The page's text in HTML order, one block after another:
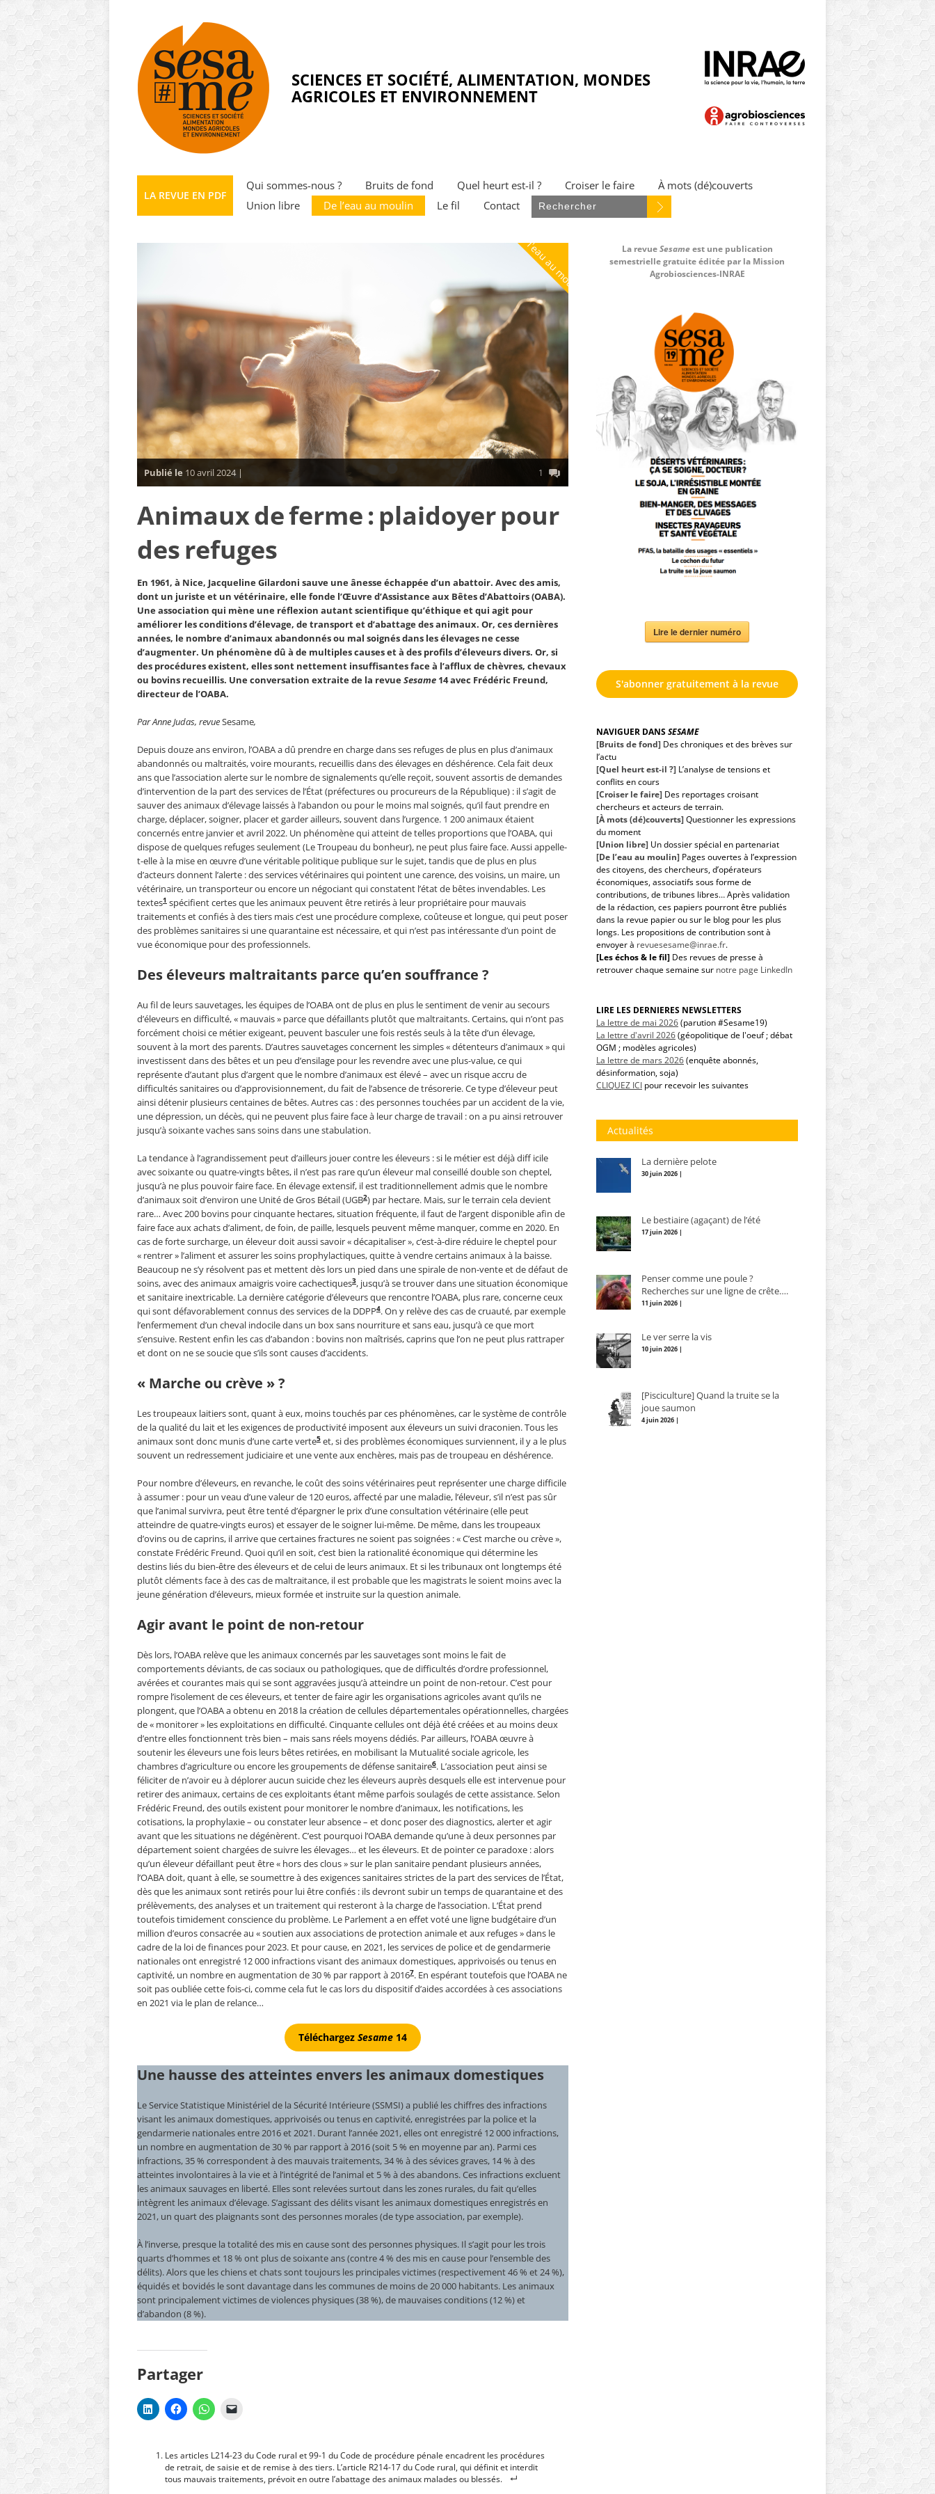
SCIENCES ET SOCIÉTÉ, ALIMENTATION, MONDES
AGRICOLES ET ENVIRONNEMENT
LA REVUE EN PDF
Qui sommes-nous ? Bruits de fond Quel heurt est-il ? Croiser le faire
À mots (dé)couverts
Union libre
De l’eau au moulin Le fil Contact
De l'eau au moulin
Publié le 10 avril 2024 | 1
Animaux de ferme : plaidoyer pour
des refuges
En 1961, à Nice, Jacqueline Gilardoni sauve une ânesse échappée d’un abattoir. Avec des amis,
dont un juriste et un vétérinaire, elle fonde l’Œuvre d’Assistance aux Bêtes d’Abattoirs (OABA).
Une association qui mène une réflexion autant scientifique qu’éthique et qui agit pour
améliorer les conditions d’élevage, de transport et d’abattage des animaux. Or, ces dernières
années, le nombre d’animaux abandonnés ou mal soignés dans les élevages ne cesse
d’augmenter. Un phénomène dû à de multiples causes et à des profils d’éleveurs divers. Or, si
des procédures existent, elles sont nettement insuffisantes face à l’afflux de chèvres, chevaux
ou bovins recueillis. Une conversation extraite de la revueSesame 14 avec Frédéric Freund,
directeur de l’OABA.
Par Anne Judas, revueSesame,
Depuis douze ans environ, l’OABA a dû prendre en charge dans ses refuges de plus en plus d’animaux
abandonnés ou maltraités, voire mourants, recueillis dans des élevages en déshérence. Cela fait deux
ans que l’association alerte sur le nombre de signalements qu’elle reçoit, souvent assortis de demandes
d’intervention de la part des services de l’État (préfectures ou procureurs de la République) : il s’agit de
sauver des animaux d’élevage laissés à l’abandon ou pour le moins mal soignés, qu’il faut prendre en
charge, déplacer, soigner, placer et garder ailleurs, souvent dans l’urgence. 1 200 animaux étaient
concernés entre janvier et avril 2022. Un phénomène qui atteint de telles proportions que l’OABA, qui
dispose de quelques refuges seulement (Le Troupeau du bonheur), ne peut plus faire face. Aussi appelle-
t-elle à la mise en œuvre d’une véritable politique publique sur le sujet, tandis que de plus en plus
d’acteurs donnent l’alerte : des services vétérinaires qui pointent une carence, des voisins, un maire, un
vétérinaire, un transporteur ou encore un négociant qui constatent l’état de bêtes invendables. Les
textes1 spécifient certes que les animaux peuvent être retirés à leur propriétaire pour mauvais
traitements et confiés à des tiers mais c’est une procédure complexe, coûteuse et longue, qui peut poser
des problèmes sanitaires si une quarantaine est nécessaire, et qui n’est pas intéressante d’un point de
vue économique pour des professionnels.
Des éleveurs maltraitants parce qu’en souffrance ?
Au fil de leurs sauvetages, les équipes de l’OABA ont de plus en plus le sentiment de venir au secours
d’éleveurs en difficulté, « mauvais » parce que défaillants plutôt que maltraitants. Certains, qui n’ont pas
forcément choisi ce métier exigeant, peuvent basculer une fois restés seuls à la tête d’un élevage,
souvent à la mort des parents. D’autres sauvetages concernent les simples « détenteurs d’animaux » qui
investissent dans des bêtes et un peu d’ensilage pour les revendre avec une plus-value, ce qui
représente d’autant plus d’argent que le nombre d’animaux est élevé – avec un risque accru de
difficultés sanitaires ou d’approvisionnement, du fait de l’absence de trésorerie. Ce type d’éleveur peut
ainsi détenir plusieurs centaines de bêtes. Autres cas : des personnes touchées par un accident de la vie,
une dépression, un décès, qui ne peuvent plus faire face à leur charge de travail : on a pu ainsi retrouver
jusqu’à soixante vaches sans soins dans une stabulation.
La tendance à l’agrandissement peut d’ailleurs jouer contre les éleveurs : si le métier est déjà diff icile
avec soixante ou quatre-vingts bêtes, il n’est pas rare qu’un éleveur mal conseillé double son cheptel,
jusqu’à ne plus pouvoir faire face. En élevage extensif, il est traditionnellement admis que le nombre
d’animaux soit d’environ une Unité de Gros Bétail (UGB2) par hectare. Mais, sur le terrain cela devient
rare… Avec 200 bovins pour cinquante hectares, situation fréquente, il faut de l’argent disponible afin de
faire face aux achats d’aliment, de foin, de paille, lesquels peuvent même manquer, comme en 2020. En
cas de forte surcharge, un éleveur doit aussi savoir « décapitaliser », c’est-à-dire réduire le cheptel pour
« rentrer » l’aliment et assurer les soins prophylactiques, quitte à vendre certains animaux à la baisse.
Beaucoup ne s’y résolvent pas et mettent dès lors un pied dans une spirale de non-vente et de défaut de
soins, avec des animaux amaigris voire cachectiques3, jusqu’à se trouver dans une situation économique
et sanitaire inextricable. La dernière catégorie d’éleveurs que rencontre l’OABA, plus rare, concerne ceux
qui sont défavorablement connus des services de la DDPP4. On y relève des cas de cruauté, par exemple
l’enfermement d’un cheval indocile dans un box sans nourriture et sans eau, jusqu’à ce que mort
s’ensuive. Restent enfin les cas d’abandon : bovins non maîtrisés, caprins que l’on ne peut plus rattraper
et dont on ne se soucie que s’ils sont causes d’accidents.
« Marche ou crève » ?
Les troupeaux laitiers sont, quant à eux, moins touchés par ces phénomènes, car le système de contrôle
de la qualité du lait et les exigences de productivité imposent aux éleveurs un suivi draconien. Tous les
animaux sont donc munis d’une carte verte5 et, si des problèmes économiques surviennent, il y a le plus
souvent un redressement judiciaire et une vente aux enchères, mais pas de troupeau en déshérence.
Pour nombre d’éleveurs, en revanche, le coût des soins vétérinaires peut représenter une charge difficile
à assumer : pour un veau d’une valeur de 120 euros, affecté par une maladie, l’éleveur, s’il n’est pas sûr
que l’animal survivra, peut être tenté d’épargner le prix d’une consultation vétérinaire (elle peut
atteindre de quatre-vingts euros) et essayer de le soigner lui-même. De même, dans les troupeaux
d’ovins ou de caprins, il arrive que certaines fractures ne soient pas soignées : « C’est marche ou crève »,
constate Frédéric Freund. Quoi qu’il en soit, c’est bien la rationalité économique qui détermine les
destins liés du bien-être des éleveurs et de celui de leurs animaux. Et si les tribunaux ont longtemps été
plutôt cléments face à des cas de maltraitance, il est probable que les magistrats le soient moins avec la
jeune génération d’éleveurs, mieux formée et instruite sur la question animale.
Agir avant le point de non-retour
Dès lors, l’OABA relève que les animaux concernés par les sauvetages sont moins le fait de
comportements déviants, de cas sociaux ou pathologiques, que de difficultés d’ordre professionnel,
avérées et courantes mais qui se sont aggravées jusqu’à atteindre un point de non-retour. C’est pour
rompre l’isolement de ces éleveurs, et tenter de faire agir les organisations agricoles avant qu’ils ne
plongent, que l’OABA a obtenu en 2018 la création de cellules départementales opérationnelles, chargées
de « monitorer » les exploitations en difficulté. Cinquante cellules ont déjà été créées et au moins deux
d’entre elles fonctionnent très bien – mais sans réels moyens dédiés. Par ailleurs, l’OABA œuvre à
soutenir les éleveurs une fois leurs bêtes retirées, en mobilisant la Mutualité sociale agricole, les
chambres d’agriculture ou encore les groupements de défense sanitaire6. L’association peut ainsi se
féliciter de n’avoir eu à déplorer aucun suicide chez les éleveurs auprès desquels elle est intervenue pour
retirer des animaux, certains de ces exploitants étant même parfois soulagés de cette assistance. Selon
Frédéric Freund, des outils existent pour monitorer le nombre d’animaux, les notifications, les
cotisations, la prophylaxie – ou constater leur absence – et donc poser des diagnostics, alerter et agir
avant que les situations ne dégénèrent. C’est pourquoi l’OABA demande qu’une à deux personnes par
département soient chargées de suivre les élevages… et les éleveurs. Et de pointer ce paradoxe : alors
qu’un éleveur défaillant peut être « hors des clous » sur le plan sanitaire pendant plusieurs années,
l’OABA doit, quant à elle, se soumettre à des exigences sanitaires strictes de la part des services de l’État,
dès que les animaux sont retirés pour lui être confiés : ils devront subir un temps de quarantaine et des
prélèvements, des analyses et un traitement qui resteront à la charge de l’association. L’État prend
toutefois timidement conscience du problème. Le Parlement a en effet voté une ligne budgétaire d’un
million d’euros consacrée au « soutien aux associations de protection animale et aux refuges » dans le
cadre de la loi de finances pour 2023. Et pour cause, en 2021, les services de police et de gendarmerie
nationales ont enregistré 12 000 infractions visant des animaux domestiques, apprivoisés ou tenus en
captivité, un nombre en augmentation de 30 % par rapport à 20167. En espérant toutefois que l’OABA ne
soit pas oubliée cette fois-ci, comme cela fut le cas lors du dispositif d’aides accordées à ces associations
en 2021 via le plan de relance…
TéléchargezSesame 14
Une hausse des atteintes envers les animaux domestiques
Le Service Statistique Ministériel de la Sécurité Intérieure (SSMSI) a publié les chiffres des infractions
visant les animaux domestiques, apprivoisés ou tenus en captivité, enregistrées par la police et la
gendarmerie nationales entre 2016 et 2021. Durant l’année 2021, elles ont enregistré 12 000 infractions,
un nombre en augmentation de 30 % par rapport à 2016 (soit 5 % en moyenne par an). Parmi ces
infractions, 35 % correspondent à des mauvais traitements, 34 % à des sévices graves, 14 % à des
atteintes involontaires à la vie et à l’intégrité de l’animal et 5 % à des abandons. Ces infractions excluent
les animaux sauvages en liberté. Elles sont relevées surtout dans les zones rurales, du fait qu’elles
intègrent les animaux d’élevage. S’agissant des délits visant les animaux domestiques enregistrés en
2021, un quart des plaignants sont des personnes morales (de type association, par exemple).
À l’inverse, presque la totalité des mis en cause sont des personnes physiques. Il s’agit pour les trois
quarts d’hommes et 18 % ont plus de soixante ans (contre 4 % des mis en cause pour l’ensemble des
délits). Alors que les chiens et chats sont toujours les principales victimes (respectivement 46 % et 24 %),
équidés et bovidés le sont davantage dans les communes de moins de 20 000 habitants. Les animaux
sont principalement victimes de violences physiques (38 %), de mauvaises conditions (12 %) et
d’abandon (8 %).
Partager
Les articles L214-23 du Code rural et 99-1 du Code de procédure pénale encadrent les procédures
de retrait, de saisie et de remise à des tiers. L’article R214-17 du Code rural, qui définit et interdit
tous mauvais traitements, prévoit en outre l’abattage des animaux malades ou blessés.
La revueSesameest une publication
semestrielle gratuite éditée par la Mission
Agrobiosciences-INRAE
Lire le dernier numéro
S'abonner gratuitement à la revue
NAVIGUER DANSSESAME
[Bruits de fond] Des chroniques et des brèves sur
l’actu
[Quel heurt est-il ?] L’analyse de tensions et
conflits en cours
[Croiser le faire] Des reportages croisant
chercheurs et acteurs de terrain.
[À mots (dé)couverts]Questionner les expressions
du moment
[Union libre] Un dossier spécial en partenariat
[De l’eau au moulin] Pages ouvertes à l’expression
des citoyens, des chercheurs, d’opérateurs
économiques, associatifs sous forme de
contributions, de tribunes libres… Après validation
de la rédaction, ces papiers pourront être publiés
dans la revue papier ou sur le blog pour les plus
longs. Les propositions de contribution sont à
envoyer à revuesesame@inrae.fr.
[Les échos & le fil] Des revues de presse à
retrouver chaque semaine sur notre page LinkedIn
LIRE LES DERNIERES NEWSLETTERS
La lettre de mai 2026(parution #Sesame19)
La lettre d'avril 2026(géopolitique de l'oeuf ; débat
OGM ; modèles agricoles)
La lettre de mars 2026(enquête abonnés,
désinformation, soja)
CLIQUEZ ICI pour recevoir les suivantes
Actualités
La dernière pelote
30 juin 2026 |
Le bestiaire (agaçant) de l’été
17 juin 2026 |
Penser comme une poule ?
Recherches sur une ligne de crête….
11 juin 2026 |
Le ver serre la vis
10 juin 2026 |
[Pisciculture] Quand la truite se la
joue saumon
4 juin 2026 |